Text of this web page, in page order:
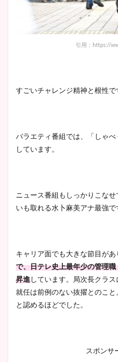
引用：https://
すごいチャレンジ精神と根性で
バラエティ番組では、「しゃ
しています。
ニュース番組もしっかりこな
いも取れる水卜麻美アナ最強で
キャリア面でも大きな節目があ
で、日テレ史上最年少の管理
昇進しています。局次長クラ
就任は前例のない抜擢とのこと
と認めるほどでした。
スポンサ